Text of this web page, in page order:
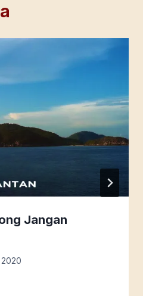
Jangan
2020